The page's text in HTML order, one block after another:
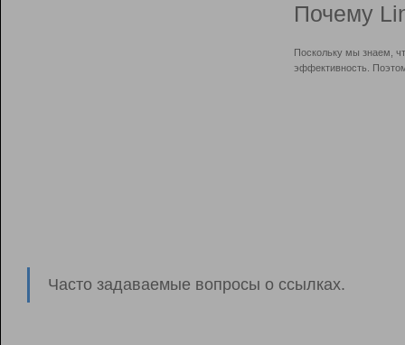
Почему
Поскольку мы знаем,
эффективность.
Часто задаваемые вопросы о ссылках.